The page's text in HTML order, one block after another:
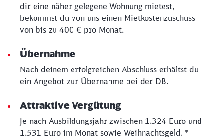
dir eine näher gelegene Wohnung mietest,
bekommst du von uns einen Mietkostenzuschuss
von bis zu 400 € pro Monat.
Übernahme
Nach deinem erfolgreichen Abschluss erhältst du
ein Angebot zur Übernahme bei der DB.
Attraktive Vergütung
Je nach Ausbildungsjahr zwischen 1.324 Euro und
1.531 Euro im Monat sowie Weihnachtsgeld. *